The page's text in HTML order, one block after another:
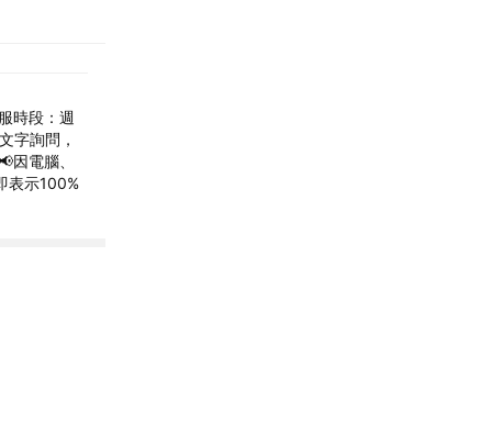
時段：週
字詢問，
因電腦、
表示100%